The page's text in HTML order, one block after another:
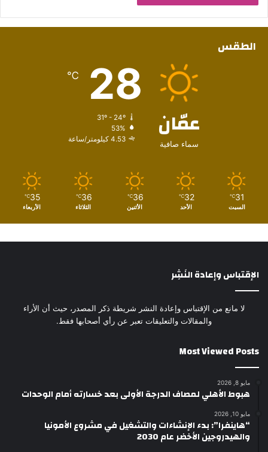
الطقس
عمّان
سماء صافية
28
℃
31º - 24º
53%
4.53 كيلومتر/ساعة
31
℃
السبت
32
℃
الأحد
36
℃
الأثنين
36
℃
الثلاثاء
35
℃
الأربعاء
الإقتباس وإعادة النَشِر
لا مانع من الإقتباس وإعادة النشر شريطة ذكر المصدر، حيث أن الأراء
والمقالات والتعليقات تعبر عن رأي أصحابها فقط.
Most Viewed Posts
مايو 8, 2026
هبوط الأهلي لمصاف الدرجة الأولى بعد خسارته أمام الوحدات
مايو 10, 2026
“هاينفرا”: بدء الإنشاءات والتشغيل في مشروع الأمونيا
والهيدروجين الأخضر عام 2030